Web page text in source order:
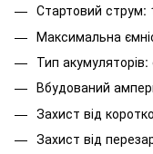
Стартовий струм:
Максимальна
Тип
Вбудований
Захист від
Захист від